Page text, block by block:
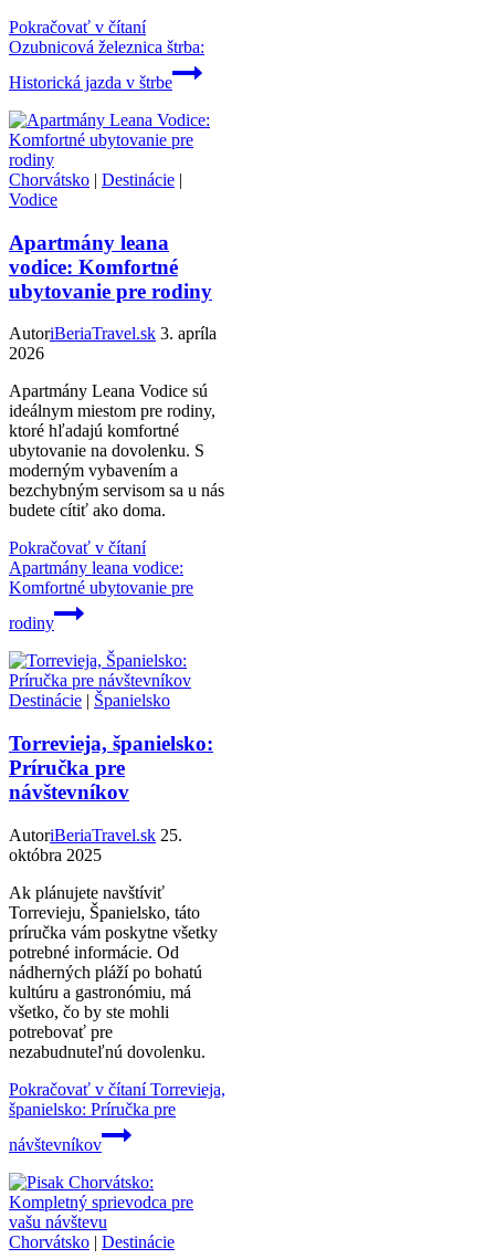
Pokračovať v čítaní
Ozubnicová železnica štrba:
Historická jazda v štrbe
Chorvátsko | Destinácie |
Vodice
Apartmány leana
vodice: Komfortné
ubytovanie pre rodiny
AutoriBeriaTravel.sk 3. apríla
2026
Apartmány Leana Vodice sú
ideálnym miestom pre rodiny,
ktoré hľadajú komfortné
ubytovanie na dovolenku. S
moderným vybavením a
bezchybným servisom sa u nás
budete cítiť ako doma.
Pokračovať v čítaní
Apartmány leana vodice:
Komfortné ubytovanie pre
rodiny
Destinácie | Španielsko
Torrevieja, španielsko:
Príručka pre
návštevníkov
AutoriBeriaTravel.sk 25.
októbra 2025
Ak plánujete navštíviť
Torrevieju, Španielsko, táto
príručka vám poskytne všetky
potrebné informácie. Od
nádherných pláží po bohatú
kultúru a gastronómiu, má
všetko, čo by ste mohli
potrebovať pre
nezabudnuteľnú dovolenku.
Pokračovať v čítaníTorrevieja,
španielsko: Príručka pre
návštevníkov
Chorvátsko | Destinácie